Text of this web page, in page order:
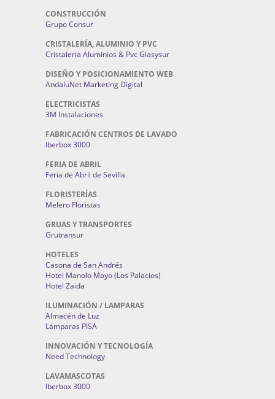
CONSTRUCCIÓN
Grupo Consur
CRISTALERÍA, ALUMINIO Y PVC
Cristaleria Aluminios & Pvc Glasysur
DISEÑO Y POSICIONAMIENTO WEB
AndaluNet Marketing Digital
ELECTRICISTAS
3M Instalaciones
FABRICACIÓN CENTROS DE LAVADO
Iberbox 3000
FERIA DE ABRIL
Feria de Abril de Sevilla
FLORISTERÍAS
Melero Floristas
GRUAS Y TRANSPORTES
Grutransur
HOTELES
Casona de San Andrés
Hotel Manolo Mayo (Los Palacios)
Hotel Zaida
ILUMINACIÓN / LAMPARAS
Almacén de Luz
Lámparas PISA
INNOVACIÓN Y TECNOLOGÍA
Need Technology
LAVAMASCOTAS
Iberbox 3000